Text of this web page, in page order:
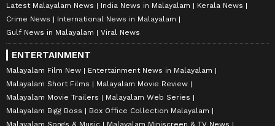
Latest Malayalam News
India News in Malayalam
Kerala News
Crime News
International News in Malayalam
Gulf News in Malayalam
Viral News
ENTERTAINMENT
Malayalam Film New
Entertainment News in Malayalam
Malayalam Short Films
Malayalam Movie Review
Malayalam Movie Trailers
Malayalam Web Series
Malayalam Bigg Boss
Box Office Collection Malayalam
Malayalam Songs & Music
Malayalam Miniscreen & TV News